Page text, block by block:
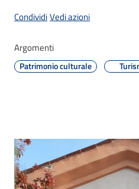
Atti
amministrativi
Sportello
telematico
SUE
CondividiVedi azioni
Argomenti
Patrimonio culturale